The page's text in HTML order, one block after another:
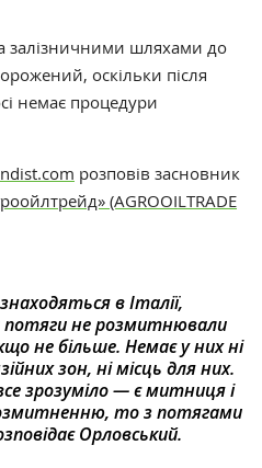
залізничними шляхами до
оскільки після
немає процедури
розповів засновник
(AGROOILTRADE
в Італії,
потяги не розмитнювали
не більше. Немає у них ні
зон, ні місць для них.
зрозуміло — є митниця і
то з потягами
Орловський.